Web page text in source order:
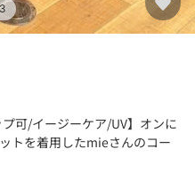
可/イージーケア/UV】オンに
トを着用したmieさんのコー